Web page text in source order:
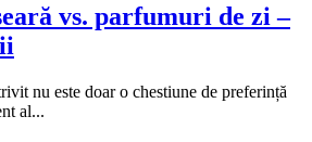
vs. parfumuri de zi –
nu este doar o chestiune de preferință
al...